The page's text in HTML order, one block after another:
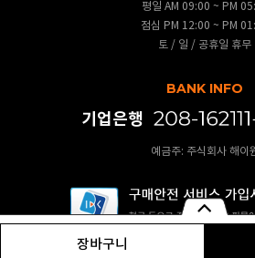
평일 AM 09:00 ~ PM
점심 PM 12:00 ~ PM
토 / 일 / 공휴일 휴무
BANK INFO
기업은행
예금주: 주식회사 해이